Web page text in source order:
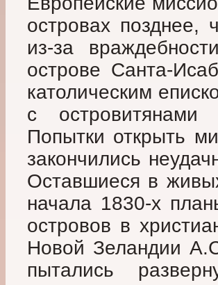
островах позднее,
из-за
острове Санта-
католическим
с
Попытки открыть
закончились
Оставшиеся в
начала 1830-х
островов в
Новой Зеландии
пытались